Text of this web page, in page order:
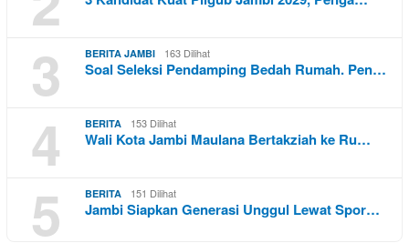
3 BERITA JAMBI 163 Dilihat
Soal Seleksi Pendamping Bedah Rumah. Pen…
4 BERITA 153 Dilihat
Wali Kota Jambi Maulana Bertakziah ke Ru…
5 BERITA 151 Dilihat
Jambi Siapkan Generasi Unggul Lewat Spor…